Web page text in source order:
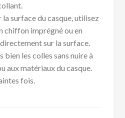
la surface du casque, utilisez
chiffon imprégné ou en
sur la surface.
les colles sans nuire à
aux matériaux du casque.
fois.